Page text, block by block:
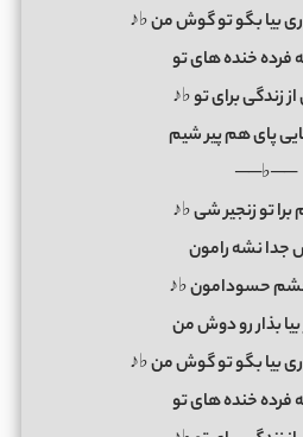
بیا بگو تو گوش من ♭♪
فرده خنده های تو
زندگی برای تو ♭♪
پای هم پیر شیم
──♭──
تو زنجیر شی ♭♪
جدا نشه رامون
حسودامون ♭♪
بیا بذار رو دوش من
بیا بگو تو گوش من ♭♪
فرده خنده های تو